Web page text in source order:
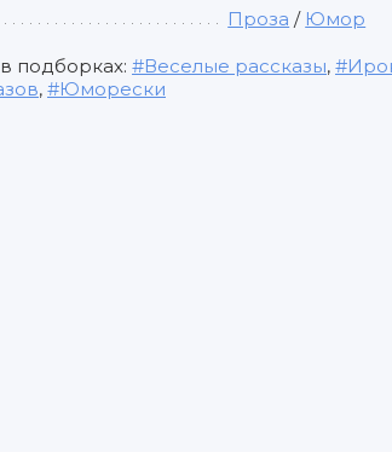
Проза / Юмор
подборках: Веселые рассказы,
, Юморески